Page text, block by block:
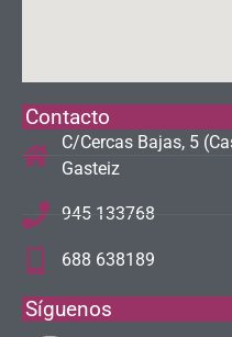
Contacto
C/Cercas Bajas, 5
Gasteiz
945 133768
688 638189
Síguenos